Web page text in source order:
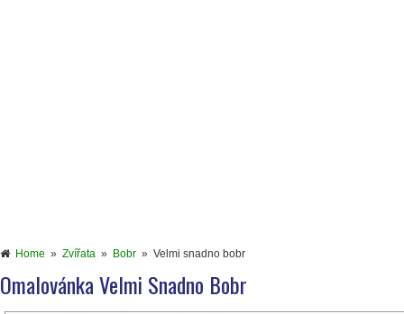
Home » Zvířata » Bobr » Velmi snadno bobr
Omalovánka Velmi Snadno Bobr